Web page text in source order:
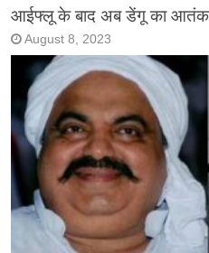
आईफ्लू के बाद अब डेंगू का आतंक
August 8, 2023